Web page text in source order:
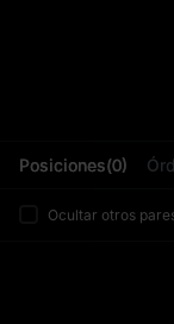
Posiciones(0)
Ocultar otros